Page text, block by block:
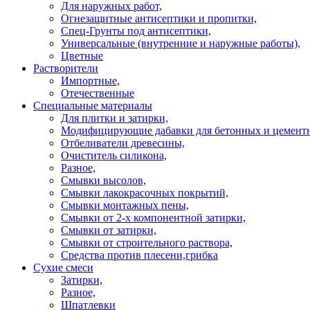
Для наружных работ,
Огнезащитные антисептики и пропитки,
Спец-Грунты под антисептики,
Универсальные (внутренние и наружные работы),
Цветные
Растворители
Импортные,
Отечественные
Специальные материалы
Для плитки и затирки,
Модифицирующие дабавки для бетонных и
Отбеливатели древесины,
Очиститель силикона,
Разное,
Смывки высолов,
Смывки лакокрасочных покрытий,
Смывки монтажных пены,
Смывки от 2-х компонентной затирки,
Смывки от затирки,
Смывки от строительного раствора,
Средства против плесени,грибка
Сухие смеси
Затирки,
Разное,
Шпатлевки